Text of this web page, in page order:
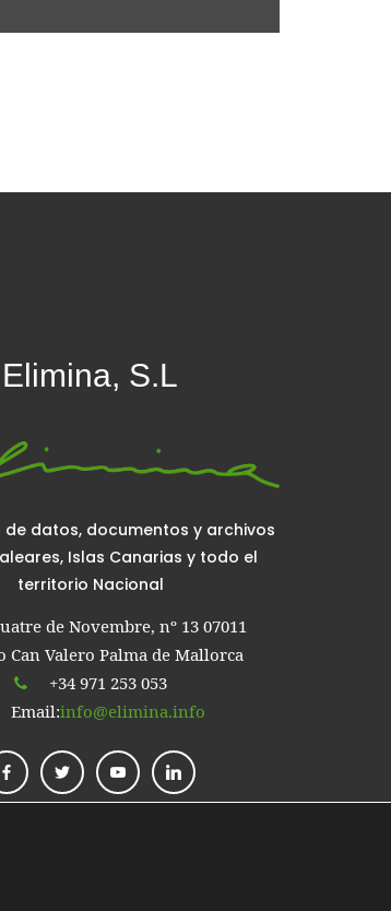
Elimina, S.L
de datos, documentos y archivos
Islas Canarias y todo el
territorio Nacional
de Novembre, nº 13 07011
Can Valero Palma de Mallorca
+34 971 253 053
Email:info@elimina.info